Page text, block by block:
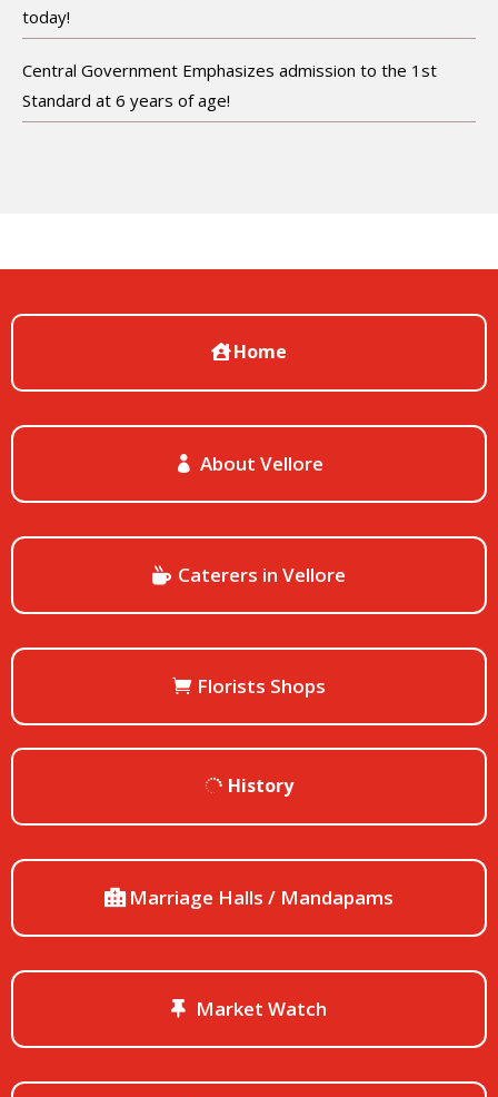
today!
Central Government Emphasizes admission to the 1st
Standard at 6 years of age!
Home
About Vellore
Caterers in Vellore
Florists Shops
History
Marriage Halls / Mandapams
Market Watch